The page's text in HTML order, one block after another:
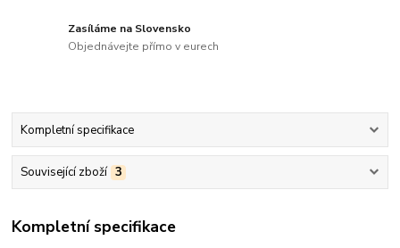
Zasíláme na Slovensko
Objednávejte přímo v eurech
Kompletní specifikace
Související zboží 3
Kompletní specifikace